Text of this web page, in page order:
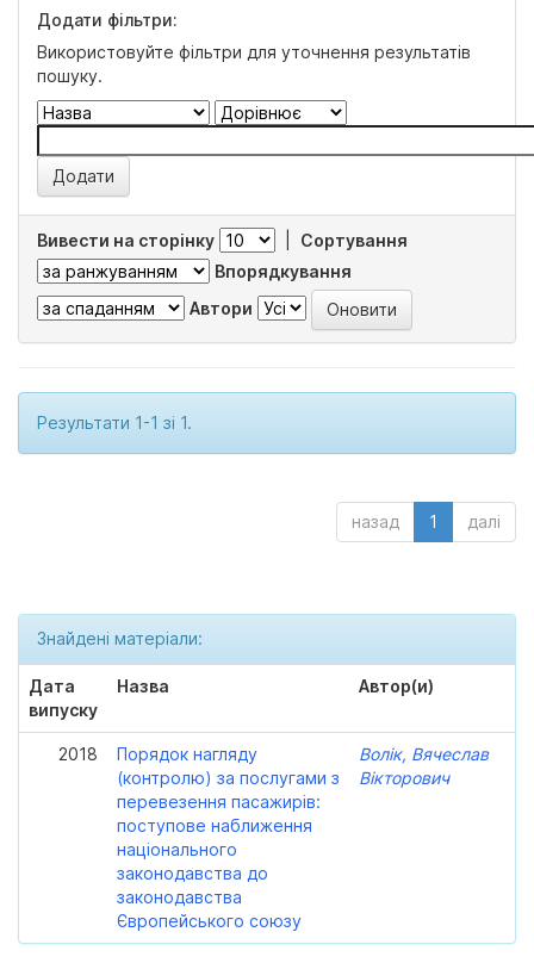
Додати фільтри:
Використовуйте фільтри для уточнення результатів
пошуку.
Вивести на сторінку
Сортування
Впорядкування
Автори
Результати 1-1 зі 1.
назад 1 далі
Знайдені матеріали:
Дата
випуску
Назва Автор(и)
2018
Порядок нагляду
(контролю) за послугами з
перевезення пасажирів:
поступове наближення
національного
законодавства до
законодавства
Європейського союзу
Волік, Вячеслав
Вікторович